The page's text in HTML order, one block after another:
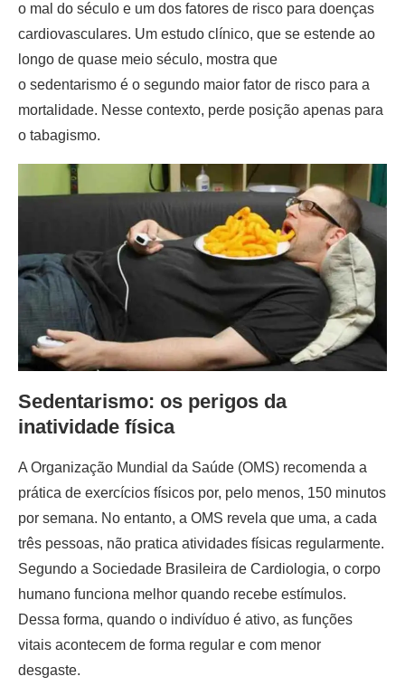
o mal do século e um dos fatores de risco para doenças
cardiovasculares. Um estudo clínico, que se estende ao
longo de quase meio século, mostra que
o sedentarismo é o segundo maior fator de risco para a
mortalidade. Nesse contexto, perde posição apenas para
o tabagismo.
Sedentarismo: os perigos da
inatividade física
A Organização Mundial da Saúde (OMS) recomenda a
prática de exercícios físicos por, pelo menos, 150 minutos
por semana. No entanto, a OMS revela que uma, a cada
três pessoas, não pratica atividades físicas regularmente.
Segundo a Sociedade Brasileira de Cardiologia, o corpo
humano funciona melhor quando recebe estímulos.
Dessa forma, quando o indivíduo é ativo, as funções
vitais acontecem de forma regular e com menor
desgaste.